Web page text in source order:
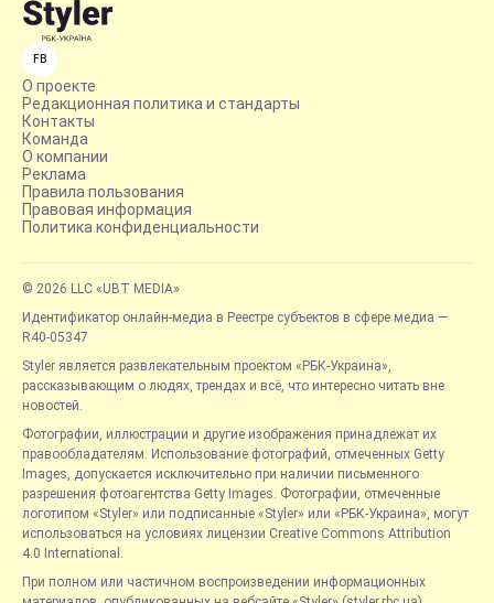
FB
О проекте
Редакционная политика и стандарты
Контакты
Команда
О компании
Реклама
Правила пользования
Правовая информация
Политика конфиденциальности
© 2026 LLC «UBT MEDIA»
Идентификатор онлайн-медиа в Реестре субъектов в сфере медиа —
R40-05347
Styler является развлекательным проектом «РБК-Украина»,
рассказывающим о людях, трендах и всё, что интересно читать вне
новостей.
Фотографии, иллюстрации и другие изображения принадлежат их
правообладателям. Использование фотографий, отмеченных Getty
Images, допускается исключительно при наличии письменного
разрешения фотоагентства Getty Images. Фотографии, отмеченные
логотипом «Styler» или подписанные «Styler» или «РБК-Украина», могут
использоваться на условиях лицензии Creative Commons Attribution
4.0 International.
При полном или частичном воспроизведении информационных